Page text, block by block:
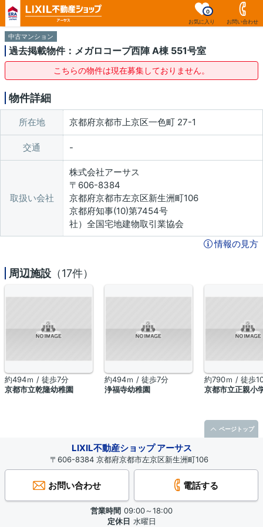
お気に入り
0
お問い合わせ
中古マンション
過去掲載物件：メガロコープ西陣 A棟 551号室
こちらの物件は現在募集しておりません。
物件詳細
所在地 京都府京都市上京区一色町 27-1
交通
取扱い会社
株式会社アーサス
〒606-8384
京都府京都市左京区新生洲町106
京都府知事(10)第7454号
社）全国宅地建物取引業協会
情報の見方
周辺施設 （17件）
約494ｍ / 徒歩7分
京都市立乾隆幼稚園
約494ｍ / 徒歩7分
浄福寺幼稚園
約790ｍ / 徒歩
京都市立正親小
LIXIL不動産ショップ アーサス
〒606-8384 京都府京都市左京区新生洲町106
お問い合わせ 電話する
営業時間 09:00～18:00
定休日 水曜日
ページトップ